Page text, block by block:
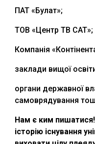
ПАТ «Булат»;
ТОВ «Центр ТВ САТ»;
Компанія
заклади вищої
органи державної
самоврядування
Нам є ким
історію існування